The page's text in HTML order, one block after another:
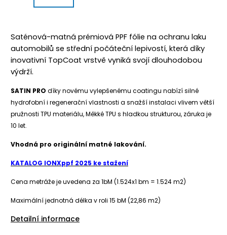
Saténová-matná prémiová PPF fólie na ochranu laku
automobilů se střední počáteční lepivostí, která díky
inovativní TopCoat vrstvě vyniká svojí dlouhodobou
výdrží.
SATIN PRO díky novému vylepšenému coatingu nabízí silné
hydrofobní i regenerační vlastnosti a snažší instalaci vlivem větší
pružnosti TPU materiálu, Měkké TPU s hladkou strukturou, záruka je
10 let.
Vhodná pro originální matné lakování.
KATALOG IONXppf 2025 ke stažení
Cena metráže je uvedena za 1bM (1.524x1 bm = 1.524 m2)
Maximální jednotná délka v roli 15 bM (22,86 m2)
Detailní informace